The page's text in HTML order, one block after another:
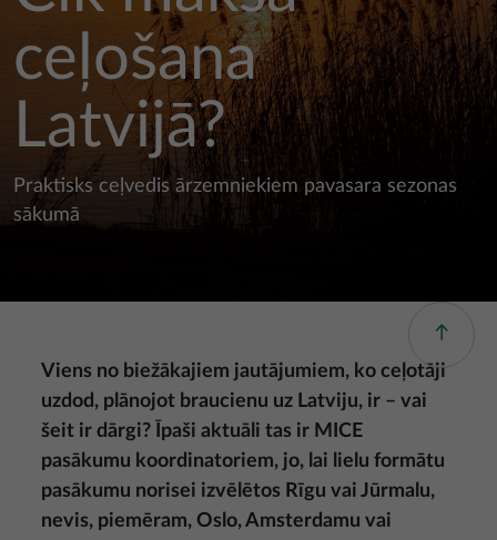
ceļošana
Latvijā?
Praktisks ceļvedis ārzemniekiem pavasara sezonas
sākumā
Viens no biežākajiem jautājumiem, ko ceļotāji
uzdod, plānojot braucienu uz Latviju, ir – vai
šeit ir dārgi? Īpaši aktuāli tas ir MICE
pasākumu koordinatoriem, jo, lai lielu formātu
pasākumu norisei izvēlētos Rīgu vai Jūrmalu,
nevis, piemēram, Oslo, Amsterdamu vai